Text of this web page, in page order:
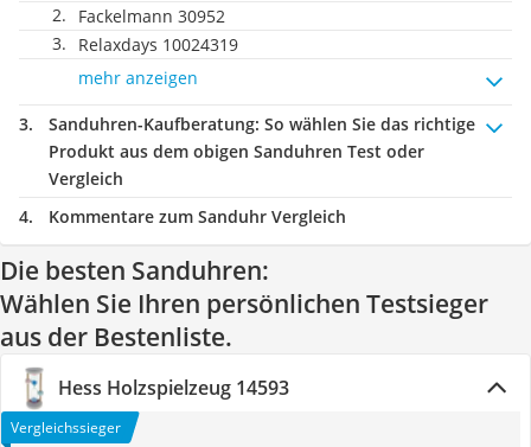
Fackelmann 30952
Relaxdays 10024319
mehr anzeigen
Sanduhren-Kaufberatung: So wählen Sie das richtige
Produkt aus dem obigen Sanduhren Test oder
Vergleich
Kommentare zum Sanduhr Vergleich
Die besten Sanduhren:
Wählen Sie Ihren persönlichen Testsieger
aus der Bestenliste.
Hess Holzspielzeug 14593
Vergleichssieger